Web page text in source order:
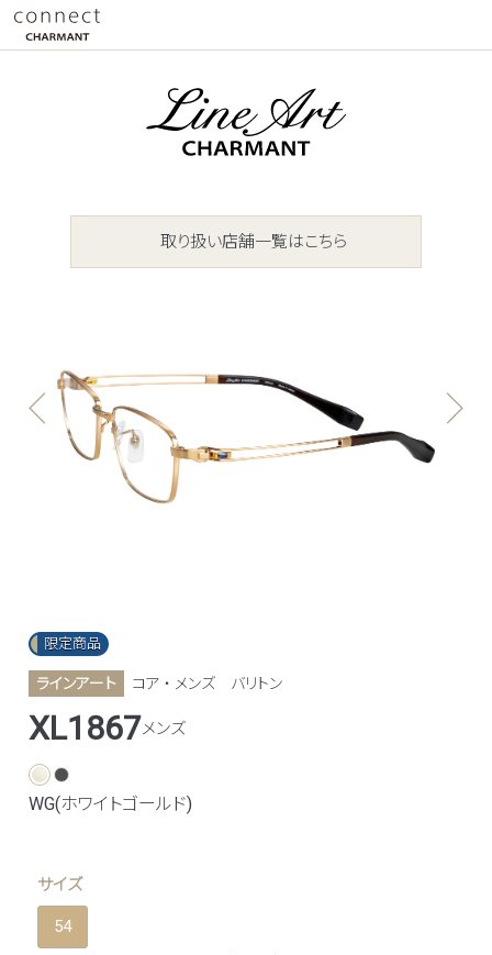
取り扱い店舗一覧はこちら
限定商品
ラインアート コア ・ メンズ バリトン
XL1867メンズ
WG(ホワイトゴールド)
サイズ
54